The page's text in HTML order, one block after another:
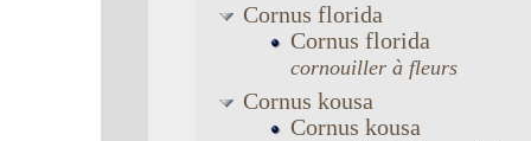
Cornus florida
Cornus florida
cornouiller à fleurs
Cornus kousa
Cornus kousa